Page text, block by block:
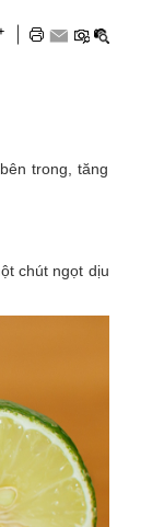
trong, tăng
chút ngọt dịu